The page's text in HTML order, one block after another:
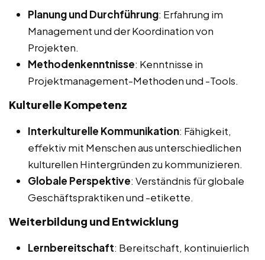
Planung und Durchführung: Erfahrung im
Management und der Koordination von
Projekten.
Methodenkenntnisse: Kenntnisse in
Projektmanagement-Methoden und -Tools.
Kulturelle Kompetenz
Interkulturelle Kommunikation: Fähigkeit,
effektiv mit Menschen aus unterschiedlichen
kulturellen Hintergründen zu kommunizieren.
Globale Perspektive: Verständnis für globale
Geschäftspraktiken und -etikette.
Weiterbildung und Entwicklung
Lernbereitschaft: Bereitschaft, kontinuierlich